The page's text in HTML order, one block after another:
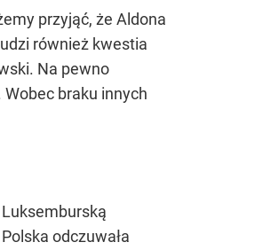
przyjąć, że Aldona
również kwestia
Na pewno
braku innych
odczuwała